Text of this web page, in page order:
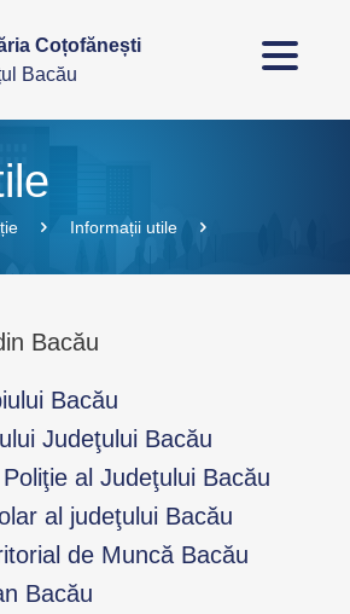
Coțofănești
Bacău
Informații utile
Bacău
Bacău
Judeţului Bacău
al Judeţului Bacău
al judeţului Bacău
de Muncă Bacău
Bacău